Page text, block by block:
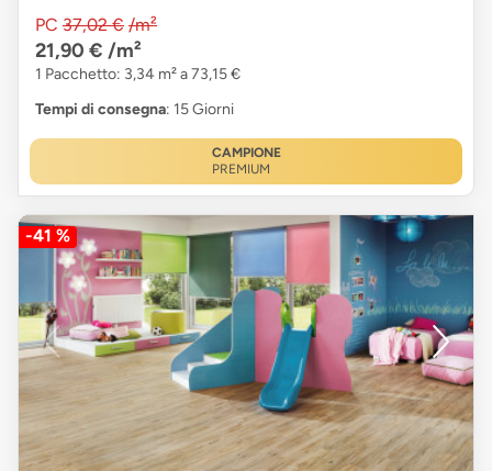
PC 37,02 € /m²
21,90 € /m²
1 Pacchetto: 3,34 m² a 73,15 €
Tempi di consegna: 15 Giorni
CAMPIONE
PREMIUM
-41 %